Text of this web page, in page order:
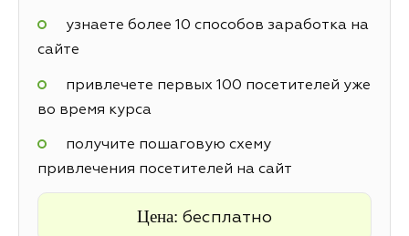
узнаете более 10 способов заработка на
сайте
привлечете первых 100 посетителей уже
во время курса
получите пошаговую схему
привлечения посетителей на сайт
Цена: бесплатно